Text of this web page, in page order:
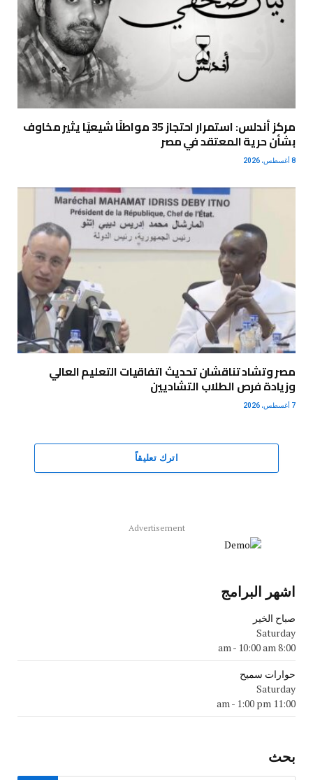
مركز أندلس: استمرار احتجاز 35 مواطنًا شيعيًا يثير مخاوف
بشأن حرية المعتقد في مصر
8 أغسطس، 2026
مصر وتشاد تناقشان تحديث اتفاقيات التعليم العالي
وزيادة فرص الطلاب التشاديين
7 أغسطس، 2026
اترك تعليقاً
Advertisement
اشهر البرامج
صباح الخير
Saturday
8:00 am
- 10:00 am
حوارات سميح
Saturday
11:00 am
- 1:00 pm
بحث